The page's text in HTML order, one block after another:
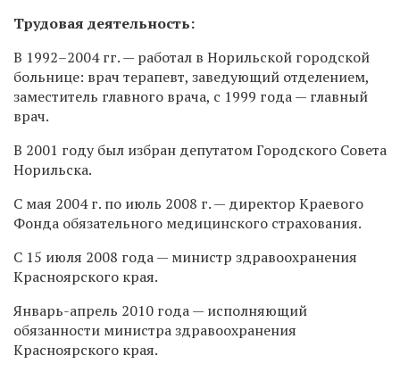
Трудовая деятельность:
В 1992–2004 гг.— работал в Норильской городской
больнице: врач терапевт, заведующий отделением,
заместитель главного врача, с 1999 года — главный
врач.
В 2001 году был избран депутатом Городского Совета
Норильска.
С мая 2004 г. по июль 2008 г. — директор Краевого
Фонда обязательного медицинского страхования.
С 15 июля 2008 года — министр здравоохранения
Красноярского края.
Январь-апрель 2010 года — исполняющий
обязанности министра здравоохранения
Красноярского края.